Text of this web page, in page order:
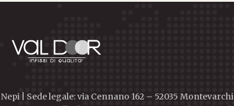
| Sede legale: via Cennano 162 – 52035 Montevarchi